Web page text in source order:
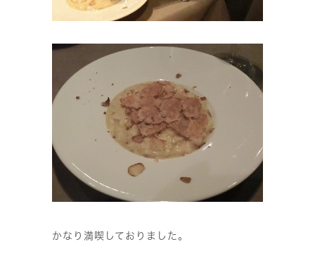
かなり満喫しておりました。